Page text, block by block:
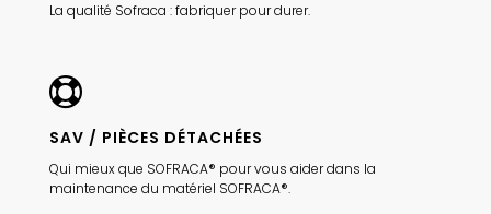
La qualité Sofraca : fabriquer pour durer.
SAV / PIÈCES DÉTACHÉES
Qui mieux que SOFRACA® pour vous aider dans la
maintenance du matériel SOFRACA®.